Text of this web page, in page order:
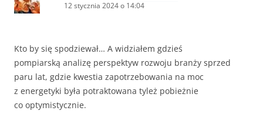
12 stycznia 2024 o 14:04
Kto by się spodziewał… A widziałem gdzieś
pompiarską analizę perspektyw rozwoju branży sprzed
paru lat, gdzie kwestia zapotrzebowania na moc
z energetyki była potraktowana tyleż pobieżnie
co optymistycznie.